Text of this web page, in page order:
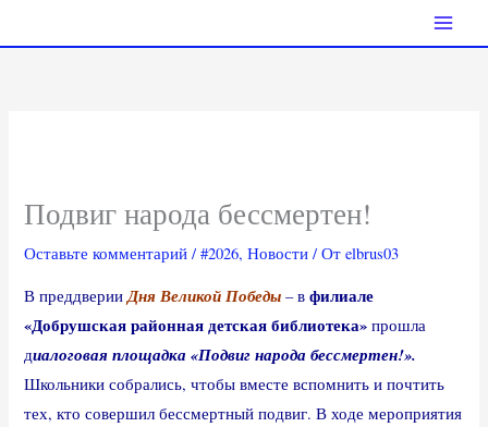
к
Подвиг народа бессмертен!
Оставьте комментарий /#2026,Новости / Отelbrus03
В преддверииДня Великой Победы – вфилиале
«Добрушская районная детская библиотека» прошла
диалоговая площадка «Подвиг народа бессмертен!».
Школьники собрались, чтобы вместе вспомнить и почтить
тех, кто совершил бессмертный подвиг. В ходе мероприятия